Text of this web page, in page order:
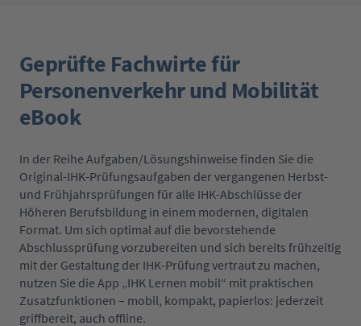
Geprüfte Fachwirte für
Personenverkehr und Mobilität
eBook
In der Reihe Aufgaben/Lösungshinweise finden Sie die
Original-IHK-Prüfungsaufgaben der vergangenen Herbst-
und Frühjahrsprüfungen für alle IHK-Abschlüsse der
Höheren Berufsbildung in einem modernen, digitalen
Format. Um sich optimal auf die bevorstehende
Abschlussprüfung vorzubereiten und sich bereits frühzeitig
mit der Gestaltung der IHK-Prüfung vertraut zu machen,
nutzen Sie die App „IHK Lernen mobil“ mit praktischen
Zusatzfunktionen – mobil, kompakt, papierlos: jederzeit
griffbereit, auch offline.